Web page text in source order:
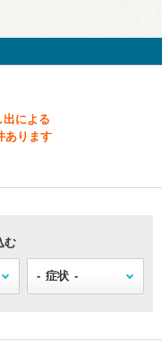
出による
あります
む